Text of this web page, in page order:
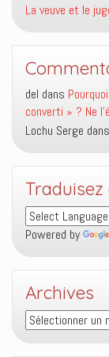
La veuve et le
del dans
converti » ? Ne
Lochu Serge dans
Traduisez
Powered by
Archives
Archives